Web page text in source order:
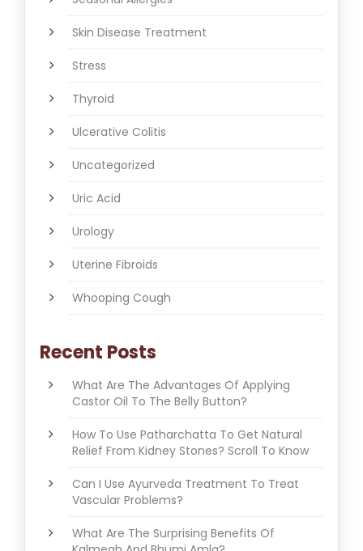
Skin Disease Treatment
Stress
Thyroid
Ulcerative Colitis
Uncategorized
Uric Acid
Urology
Uterine Fibroids
Whooping Cough
Recent Posts
What Are The Advantages Of Applying
Castor Oil To The Belly Button?
How To Use Patharchatta To Get Natural
Relief From Kidney Stones? Scroll To Know
Can I Use Ayurveda Treatment To Treat
Vascular Problems?
What Are The Surprising Benefits Of